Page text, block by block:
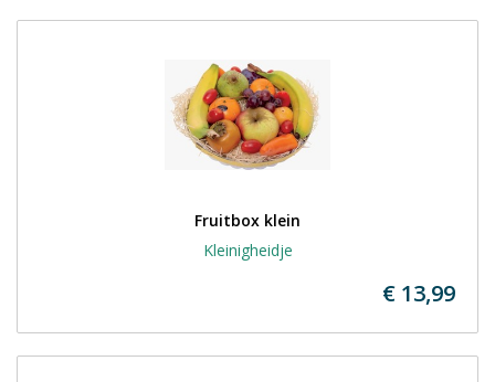
Fruitbox klein
Kleinigheidje
€ 13,99